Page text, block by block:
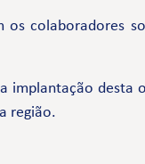
os colaboradores
implantação desta
região.